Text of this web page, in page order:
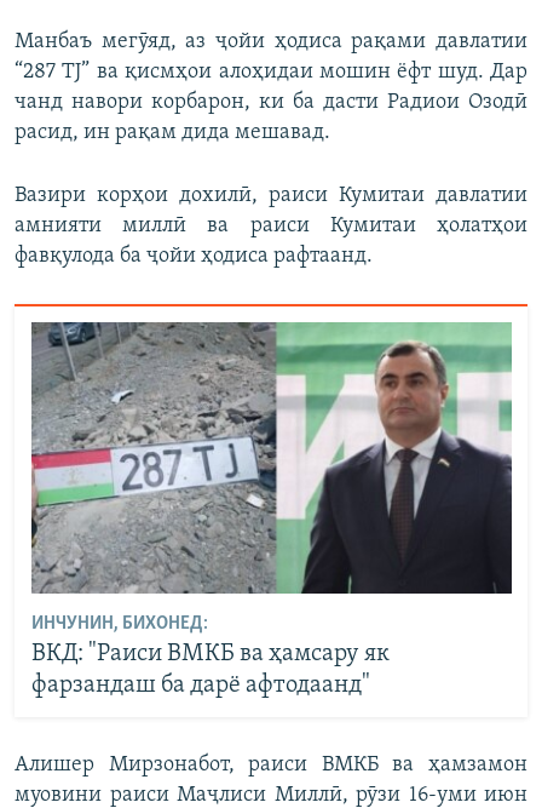
Манбаъ мегӯяд, аз ҷойи ҳодиса рақами давлатии
“287 TJ” ва қисмҳои алоҳидаи мошин ёфт шуд. Дар
чанд навори корбарон, ки ба дасти Радиои Озодӣ
расид, ин рақам дида мешавад.
Вазири корҳои дохилӣ, раиси Кумитаи давлатии
амнияти миллӣ ва раиси Кумитаи ҳолатҳои
фавқулода ба ҷойи ҳодиса рафтаанд.
ИНЧУНИН, БИХОНЕД:
ВКД: "Раиси ВМКБ ва ҳамсару як
фарзандаш ба дарё афтодаанд"
Алишер Мирзонабот, раиси ВМКБ ва ҳамзамон
муовини раиси Маҷлиси Миллӣ, рӯзи 16-уми июн